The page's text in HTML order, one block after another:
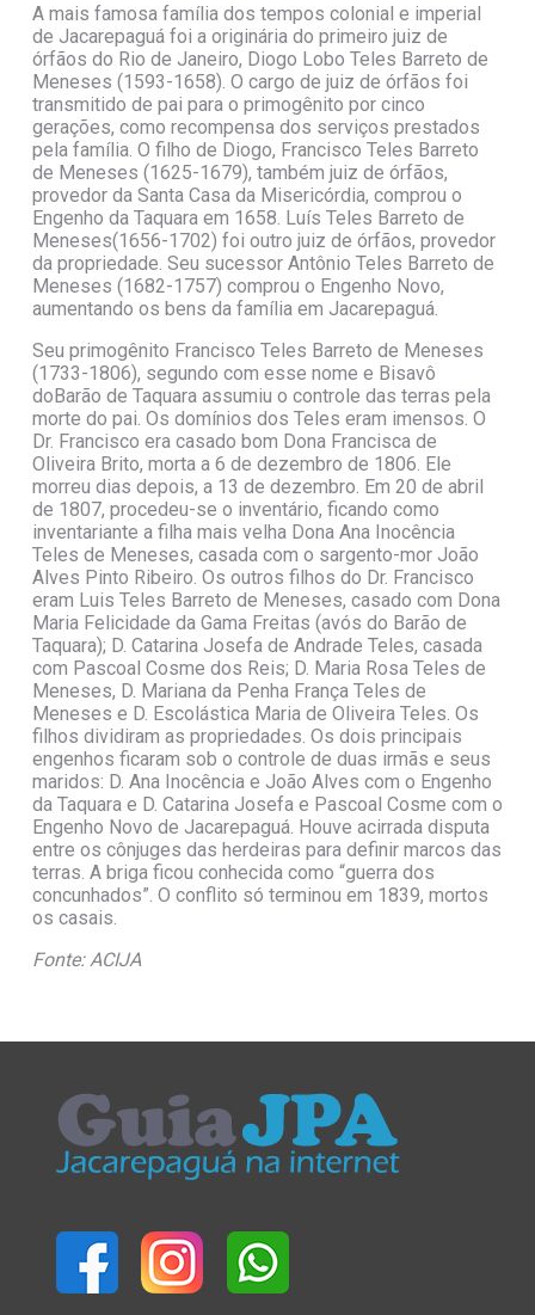
A mais famosa família dos tempos colonial e imperial
de Jacarepaguá foi a originária do primeiro juiz de
órfãos do Rio de Janeiro, Diogo Lobo Teles Barreto de
Meneses (1593-1658). O cargo de juiz de órfãos foi
transmitido de pai para o primogênito por cinco
gerações, como recompensa dos serviços prestados
pela família. O filho de Diogo, Francisco Teles Barreto
de Meneses (1625-1679), também juiz de órfãos,
provedor da Santa Casa da Misericórdia, comprou o
Engenho da Taquara em 1658. Luís Teles Barreto de
Meneses(1656-1702) foi outro juiz de órfãos, provedor
da propriedade. Seu sucessor Antônio Teles Barreto de
Meneses (1682-1757) comprou o Engenho Novo,
aumentando os bens da família em Jacarepaguá.
Seu primogênito Francisco Teles Barreto de Meneses
(1733-1806), segundo com esse nome e Bisavô
doBarão de Taquara assumiu o controle das terras pela
morte do pai. Os domínios dos Teles eram imensos. O
Dr. Francisco era casado bom Dona Francisca de
Oliveira Brito, morta a 6 de dezembro de 1806. Ele
morreu dias depois, a 13 de dezembro. Em 20 de abril
de 1807, procedeu-se o inventário, ficando como
inventariante a filha mais velha Dona Ana Inocência
Teles de Meneses, casada com o sargento-mor João
Alves Pinto Ribeiro. Os outros filhos do Dr. Francisco
eram Luis Teles Barreto de Meneses, casado com Dona
Maria Felicidade da Gama Freitas (avós do Barão de
Taquara); D. Catarina Josefa de Andrade Teles, casada
com Pascoal Cosme dos Reis; D. Maria Rosa Teles de
Meneses, D. Mariana da Penha França Teles de
Meneses e D. Escolástica Maria de Oliveira Teles. Os
filhos dividiram as propriedades. Os dois principais
engenhos ficaram sob o controle de duas irmãs e seus
maridos: D. Ana Inocência e João Alves com o Engenho
da Taquara e D. Catarina Josefa e Pascoal Cosme com o
Engenho Novo de Jacarepaguá. Houve acirrada disputa
entre os cônjuges das herdeiras para definir marcos das
terras. A briga ficou conhecida como “guerra dos
concunhados”. O conflito só terminou em 1839, mortos
os casais.
Fonte: ACIJA